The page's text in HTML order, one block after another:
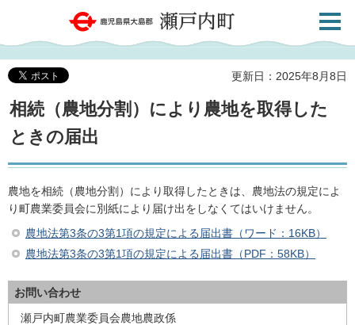
鹿児島県大島郡 瀬戸内町
共通メ
更新日：2025年8月8日
相続（農地分割）により農地を取得した
ときの届出
農地を相続（農地分割）により取得したときは、農地法の規定によ
り町農業委員会に別紙により届け出をしなくてはいけません。
農地法第3条の3第1項の規定による届出書（ワード：16KB）
農地法第3条の3第1項の規定による届出書 （PDF：58KB）
お問い合わせ
瀬戸内町農業委員会農地農政係